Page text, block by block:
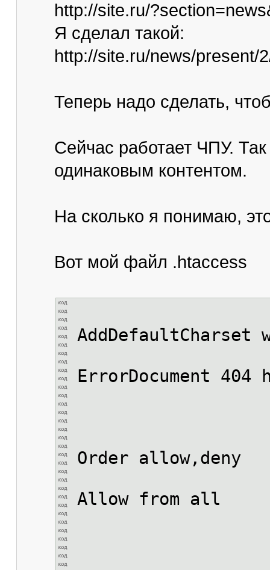
http://site.ru/
Я сделал такой:
http://site.ru/news/present/
Теперь надо сделать,
Сейчас работает ЧПУ.
одинаковым контентом.
На сколько я понимаю,
Вот мой файл .htaccess
AddDefaultCharset
ErrorDocument
Order allow,deny
Allow from all